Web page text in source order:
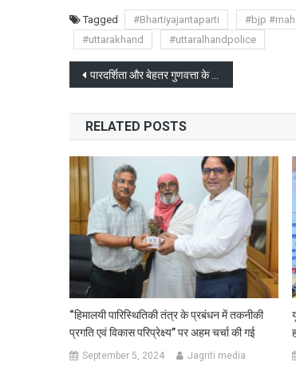
Tagged #Bhartiyajantaparti #bjp
#uttarakhand
#uttaralhandpolice
Post
navigation
पारदर्शिता और बेहतर गुणवत्ता के साथ तेजी से वित्तीय प्रगति बढ़ाएं विभाग: वित्त मंत्री
RELATED POSTS
“हिमालयी पारिस्थितिकी तंत्र के प्रबंधन में तकनीकी
प्रगति एवं विकास परिप्रेक्ष्य” पर अहम चर्चा की गई
September 5, 2024 Jagriti media